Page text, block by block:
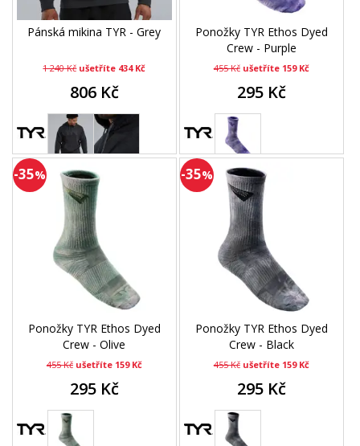
Pánská mikina TYR - Grey
1 240 Kč ušetříte 434 Kč
806 Kč
Ponožky TYR Ethos Dyed
Crew - Purple
455 Kč ušetříte 159 Kč
295 Kč
-35%
Ponožky TYR Ethos Dyed
Crew - Olive
455 Kč ušetříte 159 Kč
295 Kč
-35%
Ponožky TYR Ethos Dyed
Crew - Black
455 Kč ušetříte 159 Kč
295 Kč